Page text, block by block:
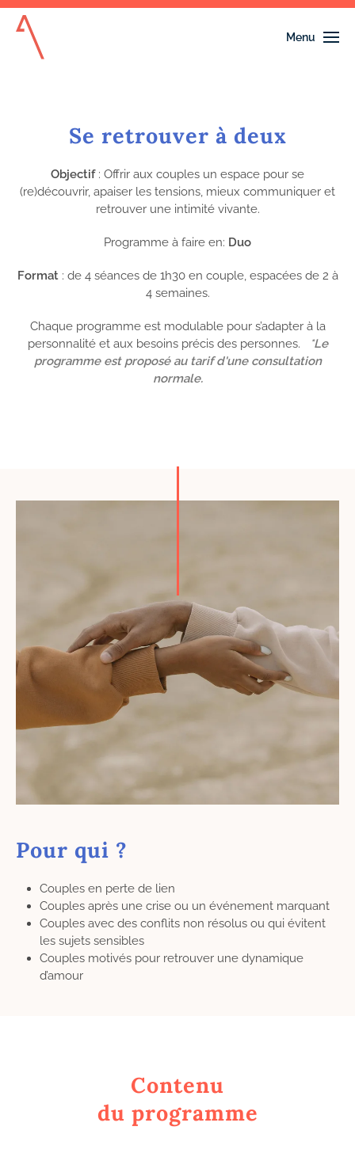
Menu
Se retrouver à deux
Objectif: Offrir aux couples un espace pour se
(re)découvrir, apaiser les tensions, mieux communiquer et
retrouver une intimité vivante.
Programme à faire en: Duo
Format: de 4 séances de 1h30 en couple, espacées de 2 à
4 semaines.
Chaque programme est modulable pour s’adapter à la
personnalité et aux besoins précis des personnes.
*Le
programme est proposé au tarif d'une consultation
normale.
Pour qui ?
Couples en perte de lien
Couples après une crise ou un événement marquant
Couples avec des conflits non résolus ou qui évitent
les sujets sensibles
Couples motivés pour retrouver une dynamique
d’amour
Contenu
du programme